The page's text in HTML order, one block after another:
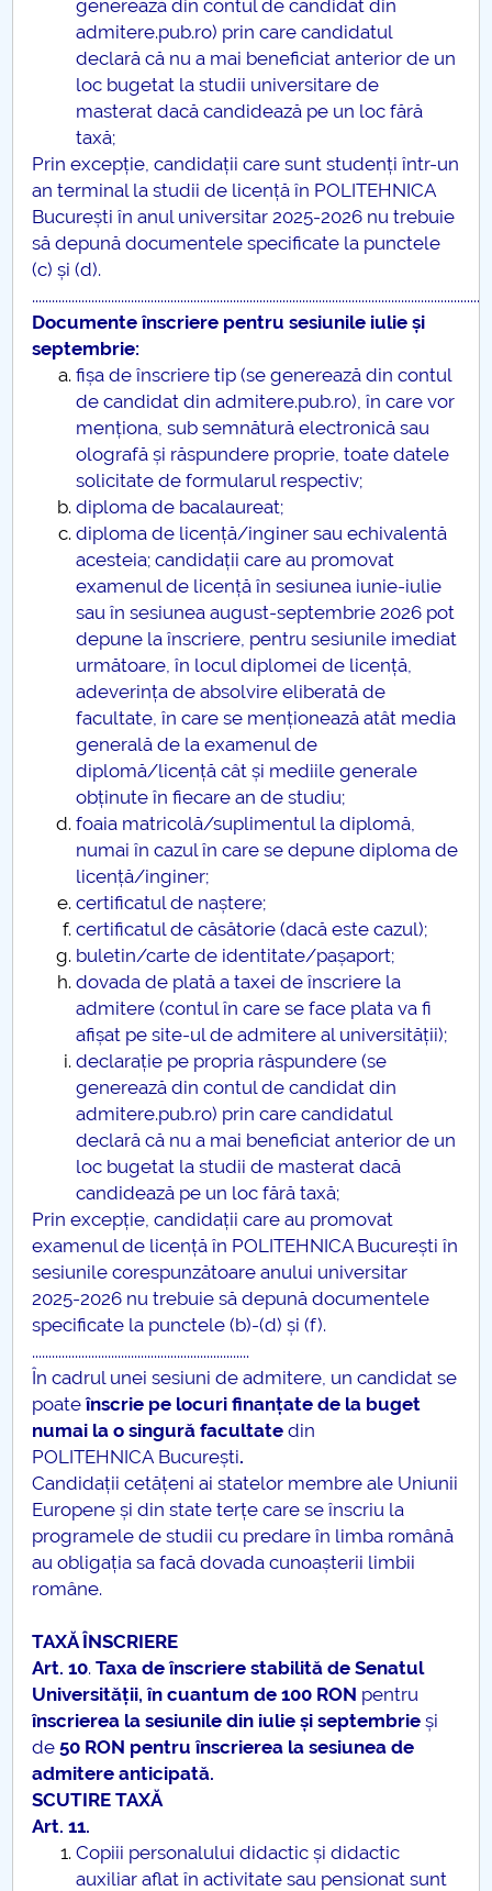
generează din contul de candidat din
admitere.pub.ro) prin care candidatul
declară că nu a mai beneficiat anterior de un
loc bugetat la studii universitare de
masterat dacă candidează pe un loc fără
taxă;
Prin excepție, candidații care sunt studenți într-un
an terminal la studii de licență în POLITEHNICA
București în anul universitar 2025-2026 nu trebuie
să depună documentele specificate la punctele
(c) și (d).
.........................................................................................................................................
Documente înscriere pentru sesiunile iulie și
septembrie:
fișa de înscriere tip (se generează din contul
de candidat din admitere.pub.ro), în care vor
menționa, sub semnătură electronică sau
olografă și răspundere proprie, toate datele
solicitate de formularul respectiv;
diploma de bacalaureat;
diploma de licență/inginer sau echivalentă
acesteia; candidații care au promovat
examenul de licență în sesiunea iunie-iulie
sau în sesiunea august-septembrie 2026 pot
depune la înscriere, pentru sesiunile imediat
următoare, în locul diplomei de licență,
adeverința de absolvire eliberată de
facultate, în care se menționează atât media
generală de la examenul de
diplomă/licență cât și mediile generale
obținute în fiecare an de studiu;
foaia matricolă/suplimentul la diplomă,
numai în cazul în care se depune diploma de
licență/inginer;
certificatul de naștere;
certificatul de căsătorie (dacă este cazul);
buletin/carte de identitate/pașaport;
dovada de plată a taxei de înscriere la
admitere (contul în care se face plata va fi
afișat pe site-ul de admitere al universității);
declarație pe propria răspundere (se
generează din contul de candidat din
admitere.pub.ro) prin care candidatul
declară că nu a mai beneficiat anterior de un
loc bugetat la studii de masterat dacă
candidează pe un loc fără taxă;
Prin excepție, candidații care au promovat
examenul de licență în POLITEHNICA București în
sesiunile corespunzătoare anului universitar
2025-2026 nu trebuie să depună documentele
specificate la punctele (b)-(d) și (f).
..................................................................
În cadrul unei sesiuni de admitere, un candidat se
poateînscrie pe locuri finanțate de la buget
numai la o singură facultate din
POLITEHNICA București.
Candidații cetățeni ai statelor membre ale Uniunii
Europene și din state terțe care se înscriu la
programele de studii cu predare în limba română
au obligația sa facă dovada cunoașterii limbii
române.
TAXĂ ÎNSCRIERE
Art. 10.Taxa de înscriere stabilită de Senatul
Universității, în cuantum de 100 RON pentru
înscrierea la sesiunile din iulie și septembrie și
de 50 RON pentru înscrierea la sesiunea de
admitere anticipată.
SCUTIRE TAXĂ
Art. 11.
Copiii personalului didactic și didactic
auxiliar aflat în activitate sau pensionat sunt